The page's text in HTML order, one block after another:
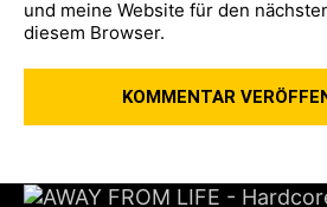
und meine Website für den
diesem Browser.